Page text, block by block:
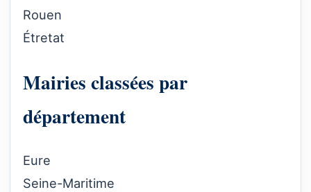
Rouen
Étretat
Mairies classées par
département
Eure
Seine-Maritime